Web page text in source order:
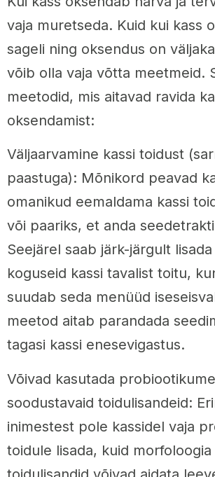
vaja muretseda. Kuid kui kass
sageli ning oksendus on
võib olla vaja võtta meetmeid.
meetodid, mis aitavad ravida
oksendamist:
Väljaarvamine kassi toidust
paastuga): Mõnikord peavad
omanikud eemaldama kassi
või paariks, et anda
Seejärel saab järk-järgult
koguseid kassi tavalist toitu,
suudab seda menüüd
meetod aitab parandada
tagasi kassi enesevigastus.
Võivad kasutada
soodustavaid toidulisandeid:
inimestest pole kassidel vaja
toidule lisada, kuid morfoloogia